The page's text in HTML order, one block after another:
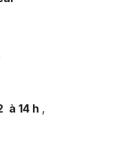
à 14 h ,